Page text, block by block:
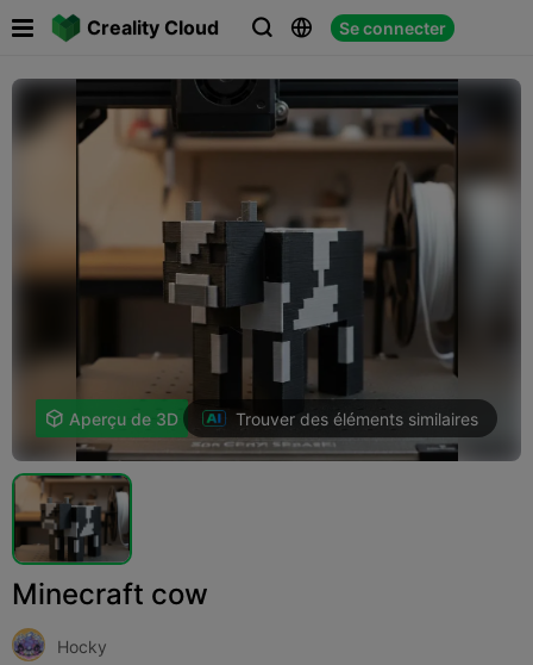
Creality Cloud   Se connecter
 
 Aperçu de 3D Trouver des éléments similaires
Minecraft cow
Hocky